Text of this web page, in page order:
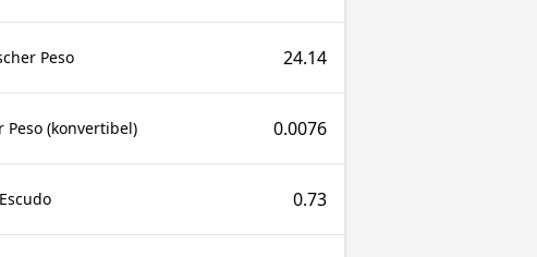
Peso 24.14
Peso (konvertibel) 0.0076
0.73